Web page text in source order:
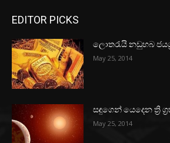
EDITOR PICKS
ලොතරැයි නඩුහබ
May 25, 2014
සඳුගෙන් යෙදෙන ත්‍රි
May 25, 2014